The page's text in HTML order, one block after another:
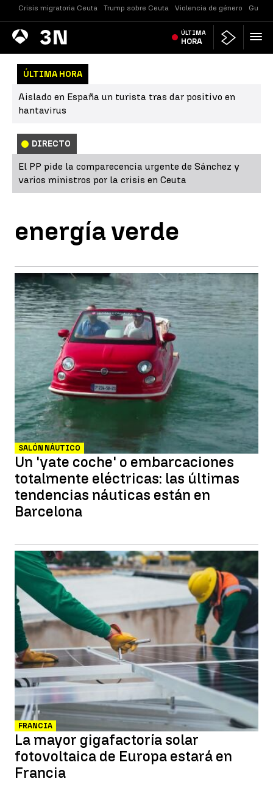
Crisis migratoria Ceuta Trump sobre Ceuta Violencia de género
Antena
3 Noticias ÚLTIMA
HORA
ÚLTIMA HORA
Aislado en España un turista tras dar positivo en
hantavirus
DIRECTO
El PP pide la comparecencia urgente de Sánchez y
varios ministros por la crisis en Ceuta
energía verde
SALÓN NÁUTICO
Un 'yate coche' o embarcaciones
totalmente eléctricas: las últimas
tendencias náuticas están en
Barcelona
FRANCIA
La mayor gigafactoría solar
fotovoltaica de Europa estará en
Francia